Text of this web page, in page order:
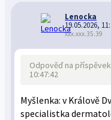
Lenocka
19.05.2026,
xxx.xxx.35.39
Odpověď na
10:47:42
Myšlenka: v Králově
specialistka